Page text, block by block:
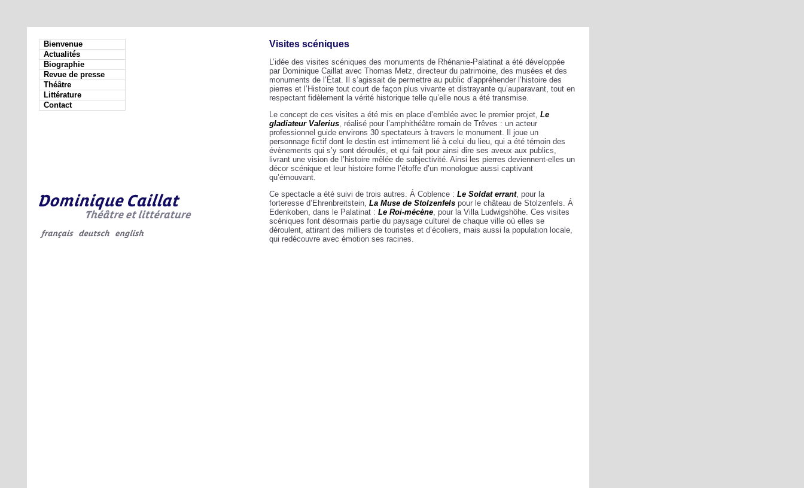
Bienvenue
Actualités
Biographie
Revue de presse
Théâtre
Littérature
Contact
Visites scéniques
L’idée des visites scéniques des monuments de Rhénanie-Palatinat a été développée
par Dominique Caillat avec Thomas Metz, directeur du patrimoine, des musées et des
monuments de l’État. Il s’agissait de permettre au public d’appréhender l’histoire des
pierres et l’Histoire tout court de façon plus vivante et distrayante qu’auparavant, tout en
respectant fidèlement la vérité historique telle qu’elle nous a été transmise.
Le concept de ces visites a été mis en place d’emblée avec le premier projet, Le
gladiateur Valerius, réalisé pour l’amphithéâtre romain de Trêves : un acteur
professionnel guide environs 30 spectateurs à travers le monument. Il joue un
personnage fictif dont le destin est intimement lié à celui du lieu, qui a été témoin des
évènements qui s’y sont déroulés, et qui fait pour ainsi dire ses aveux aux publics,
livrant une vision de l’histoire mêlée de subjectivité. Ainsi les pierres deviennent-elles un
décor scénique et leur histoire forme l’étoffe d’un monologue aussi captivant
qu’émouvant.
Ce spectacle a été suivi de trois autres. Á Coblence : Le Soldat errant, pour la
forteresse d’Ehrenbreitstein, La Muse de Stolzenfels pour le château de Stolzenfels. Á
Edenkoben, dans le Palatinat : Le Roi-mécène, pour la Villa Ludwigshöhe. Ces visites
scéniques font désormais partie du paysage culturel de chaque ville où elles se
déroulent, attirant des milliers de touristes et d’écoliers, mais aussi la population locale,
qui redécouvre avec émotion ses racines.